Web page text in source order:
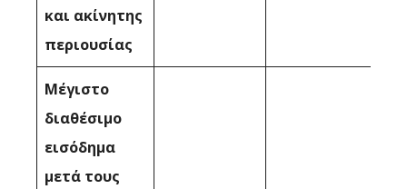
και ακίνητης
περιουσίας
Μέγιστο
διαθέσιμο
εισόδημα
μετά τους